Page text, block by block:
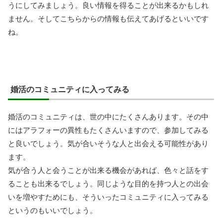
うにしてみましょう。良い情報を得ることが出来るかもしれ
ません。そしてこちらからの情報も伝えてあげるといいです
ね。
婚活のコミュニティに入ってみる
婚活のコミュニティは、世の中にたくさんあります。その中
にはアラフォーの異性もたくさんいますので、参加してみる
と良いでしょう。気が合いそうな人と出会える可能性があり
ます。
気が合う人と会うことが出来る機会があれば、色々と話をす
ることも出来るでしょう。同じような目的を持つ人との出会
いを増やすためにも、そういったコミュニティに入ってみる
というのもいいでしょう。